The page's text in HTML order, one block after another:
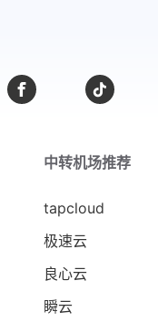
中转机场推荐
tapcloud
极速云
良心云
瞬云